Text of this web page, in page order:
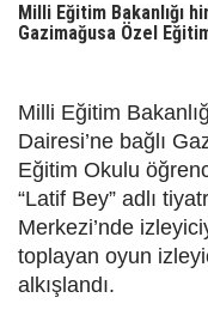
Milli Eğitim Bakanlığı
Gazimağusa Özel
Milli Eğitim
Dairesi’ne bağlı
Eğitim Okulu
“Latif Bey” adlı
Merkezi’nde
toplayan oyun
alkışlandı.